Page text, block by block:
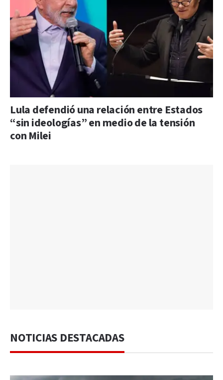
Lula defendió una relación entre Estados
“sin ideologías” en medio de la tensión
con Milei
NOTICIAS DESTACADAS